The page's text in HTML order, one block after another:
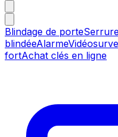
Blindage de porte
blindéeAlarme
fortAchat clés en ligne